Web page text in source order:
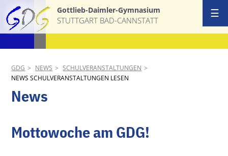
Gottlieb-Daimler-Gymnasium
STUTTGART BAD-CANNSTATT
GDG NEWS
SCHULVERANSTALTUNGEN
NEWS SCHULVERANSTALTUNGEN LESEN
News
Mottowoche am GDG!
☰